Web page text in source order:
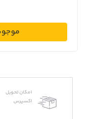
امکان تحویل
اکسپرس